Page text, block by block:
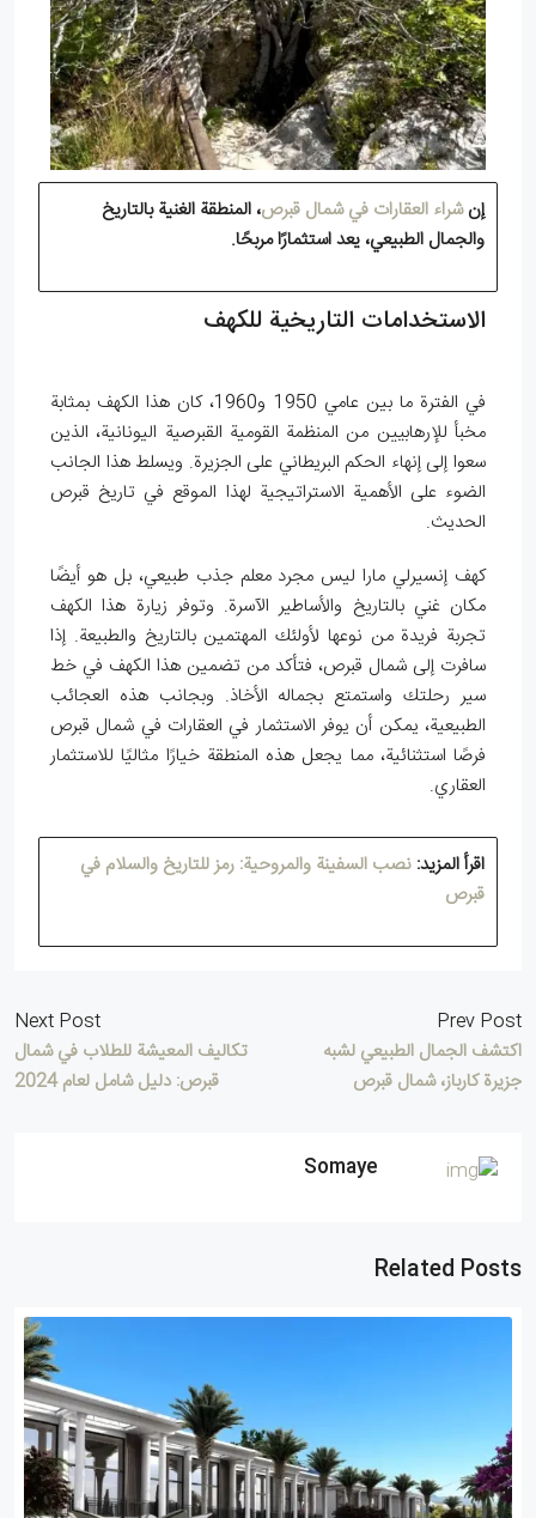
إنشراء العقارات في شمال قبرص، المنطقة الغنية بالتاريخ
والجمال الطبيعي، يعد استثمارًا مربحًا.
الاستخدامات التاريخية للكهف
في الفترة ما بين عامي 1950 و1960، كان هذا الكهف بمثابة
مخبأ للإرهابيين من المنظمة القومية القبرصية اليونانية، الذين
سعوا إلى إنهاء الحكم البريطاني على الجزيرة. ويسلط هذا الجانب
الضوء على الأهمية الاستراتيجية لهذا الموقع في تاريخ قبرص
الحديث.
كهف إنسيرلي مارا ليس مجرد معلم جذب طبيعي، بل هو أيضًا
مكان غني بالتاريخ والأساطير الآسرة. وتوفر زيارة هذا الكهف
تجربة فريدة من نوعها لأولئك المهتمين بالتاريخ والطبيعة. إذا
سافرت إلى شمال قبرص، فتأكد من تضمين هذا الكهف في خط
سير رحلتك واستمتع بجماله الأخاذ. وبجانب هذه العجائب
الطبيعية، يمكن أن يوفر الاستثمار في العقارات في شمال قبرص
فرصًا استثنائية، مما يجعل هذه المنطقة خيارًا مثاليًا للاستثمار
العقاري.
اقرأ المزيد: نصب السفينة والمروحية: رمز للتاريخ والسلام في
قبرص
Prev Post
اكتشف الجمال الطبيعي لشبه
جزيرة كارباز، شمال قبرص
Next Post
تكاليف المعيشة للطلاب في شمال
قبرص: دليل شامل لعام 2024
Somaye
Related Posts